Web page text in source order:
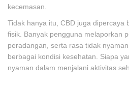
kecemasan.
Tidak hanya itu, CBD juga dipercaya
fisik. Banyak pengguna melaporkan
peradangan, serta rasa tidak
berbagai kondisi kesehatan. Siapa
nyaman dalam menjalani aktivitas